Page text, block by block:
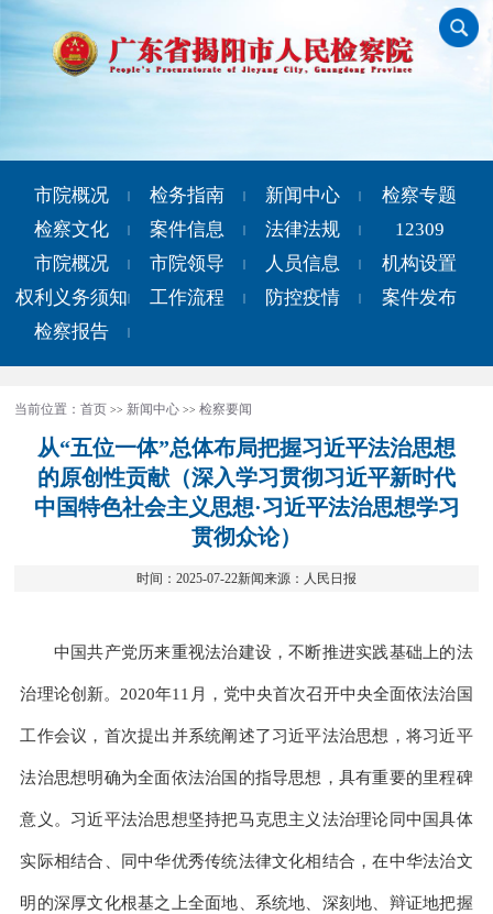
市院概况 检务指南 新闻中心
检察专题
检察文化
案件信息 法律法规
12309
市院概况
市院领导 人员信息
机构设置
权利义务须知
工作流程 防控疫情
案件发布
检察报告
当前位置：首页 >> 新闻中心 >>检察要闻
从“五位一体”总体布局把握习近平法治思想
的原创性贡献（深入学习贯彻习近平新时代
中国特色社会主义思想·习近平法治思想学习
贯彻众论）
时间：2025-07-22新闻来源：人民日报
中国共产党历来重视法治建设，不断推进实践基础上的法
治理论创新。2020年11月，党中央首次召开中央全面依法治国
工作会议，首次提出并系统阐述了习近平法治思想，将习近平
法治思想明确为全面依法治国的指导思想，具有重要的里程碑
意义。习近平法治思想坚持把马克思主义法治理论同中国具体
实际相结合、同中华优秀传统法律文化相结合，在中华法治文
明的深厚文化根基之上全面地、系统地、深刻地、辩证地把握